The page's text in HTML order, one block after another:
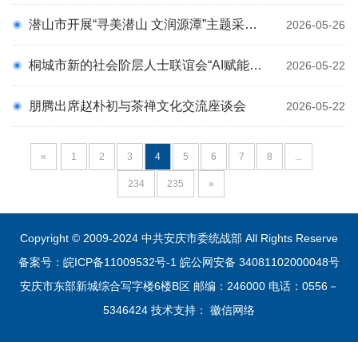
2026-05-26
潜山市开展“寻美潜山 文润源潭”主题采风活动
2026-05-22
桐城市新的社会阶层人士联谊会“AI赋能”培训班成功举办
2026-05-22
朋腾出席赵朴初与茶禅文化交流座谈会
« 1 2 3 4 5 6 7 8 ...
234 235 »
Copyright © 2009-2024 中共安庆市委统战部 All Rights Reserve
备案号：皖ICP备11009532号-1 皖公网安备 34081102000048号
安庆市东部新城综合写字楼6楼B区 邮编：246000 电话：0556－
5346424 技术支持： 徽信网络